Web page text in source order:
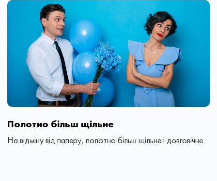
Полотно більш щільне
На відміну від паперу, полотно більш щільне і довговічне